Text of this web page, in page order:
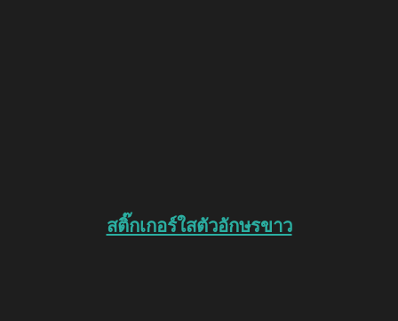
สติ๊กเกอร์ใสตัวอักษรขาว